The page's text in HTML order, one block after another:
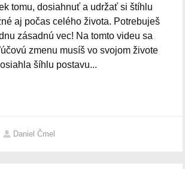
tomu, dosiahnuť a udržať si štíhlu
aj počas celého života. Potrebuješ
zásadnú vec! Na tomto videu sa
zmenu musíš vo svojom živote
šíhlu postavu...
Daniel Čmel